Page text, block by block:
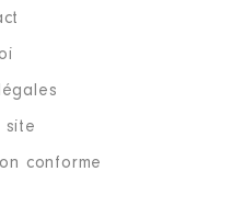
site
conforme